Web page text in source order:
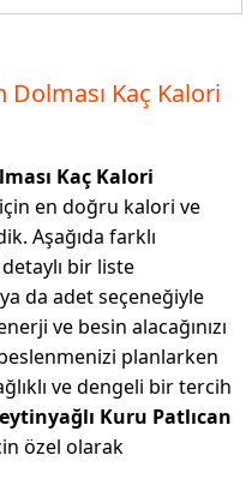
Dolması Kaç Kalori
Kaç Kalori
en doğru kalori ve
Aşağıda farklı
bir liste
da adet seçeneğiyle
ve besin alacağınızı
planlarken
ve dengeli bir tercih
Kuru Patlıcan
özel olarak